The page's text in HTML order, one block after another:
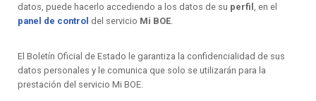
datos, puede hacerlo accediendo a los datos de su perfil , en el
panel de control del servicio Mi BOE
El Boletín Oficial de Estado le garantiza la confidencialidad de sus
datos personales y le comunica que solo se utilizarán para la
prestación del servicio Mi BOE.